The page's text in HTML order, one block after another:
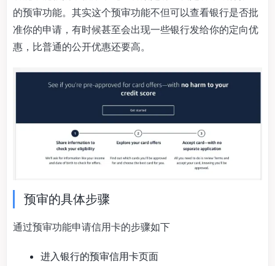
的预审功能。其实这个预审功能不但可以查看银行是否批
准你的申请，有时候甚至会出现一些银行发给你的定向优
惠，比普通的公开优惠还要高。
预审的具体步骤
通过预审功能申请信用卡的步骤如下
进入银行的预审信用卡页面